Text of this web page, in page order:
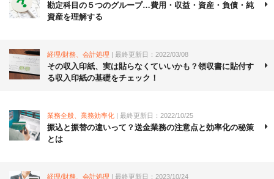
勘定科目の５つのグループ…費用・収益・資産・負債・純
資産を理解する
経理/財務、会計処理 | 最終更新日：2022/03/08
その収入印紙、実は貼らなくていいかも？領収書に貼付す
る収入印紙の基礎をチェック！
業務全般、業務効率化 | 最終更新日：2022/10/25
振込と振替の違いって？送金業務の注意点と効率化の秘策
とは
経理/財務、会計処理 | 最終更新日：2023/10/24